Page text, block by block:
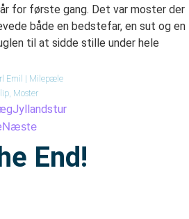
for første gang. Det var moster der
både en bedstefar, en sut og en
til at sidde stille under hele
Emil | Milepæle
, Moster
Jyllandstur
Næste
End!